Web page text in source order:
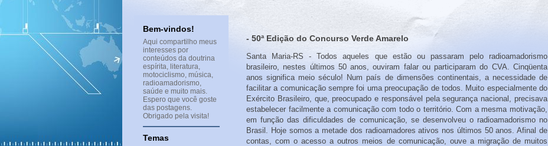
- 50ª Edição do Concurso Verde Amarelo
Santa Maria-RS - Todos aqueles que estão ou passaram pelo radioamadorismo
brasileiro, nestes últimos 50 anos, ouviram falar ou participaram do CVA. Cinqüenta
anos significa meio século! Num país de dimensões continentais, a necessidade de
facilitar a comunicação sempre foi uma preocupação de todos. Muito especialmente do
Exército Brasileiro, que, preocupado e responsável pela segurança nacional, precisava
estabelecer facilmente a comunicação com todo o território. Com a mesma motivação,
em função das dificuldades de comunicação, se desenvolveu o radioamadorismo no
Brasil. Hoje somos a metade dos radioamadores ativos nos últimos 50 anos. Afinal de
contas, com o acesso a outros meios de comunicação, ouve a migração de muitos
Bem-vindos!
Aqui compartilho meus
interesses por
conteúdos da doutrina
espírita, literatura,
motociclismo, música,
radioamadorismo,
saúde e muito mais.
Espero que você goste
das postagens.
Obrigado pela visita!
Temas